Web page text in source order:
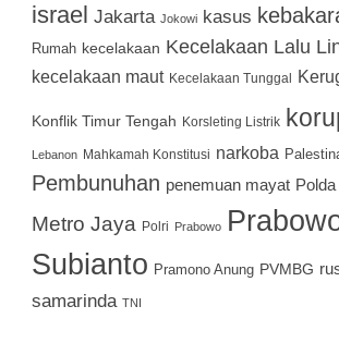
israel Jakarta Jokowi kasus
Rumah kecelakaan Kecelakaan Lalu
kecelakaan maut Kecelakaan Tunggal
Konflik Timur Tengah Korsleting Listrik
Lebanon Mahkamah Konstitusi narkoba
Pembunuhan penemuan mayat
Metro Jaya
Polri Prabowo
Subianto Pramono Anung PVMBG
samarinda TNI